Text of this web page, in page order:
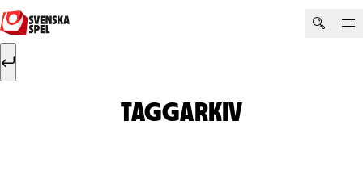
Hoppa till innehåll
Sök efter:
TAGGARKIV